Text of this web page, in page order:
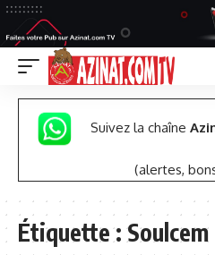
Suivez la chaîne
(alertes,
Étiquette :Soulcem